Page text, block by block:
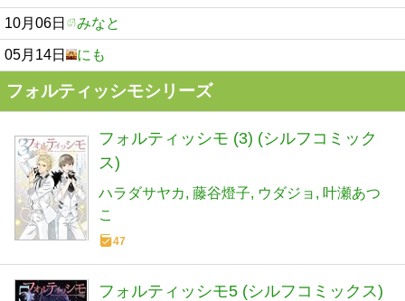
10月06日 みなと
05月14日 にも
フォルティッシモシリーズ
フォルティッシモ (3) (シルフコミック
ス)
ハラダサヤカ 藤谷燈子 ウダジョ
叶瀬あつ
こ
47
フォルティッシモ5 (シルフコミックス)